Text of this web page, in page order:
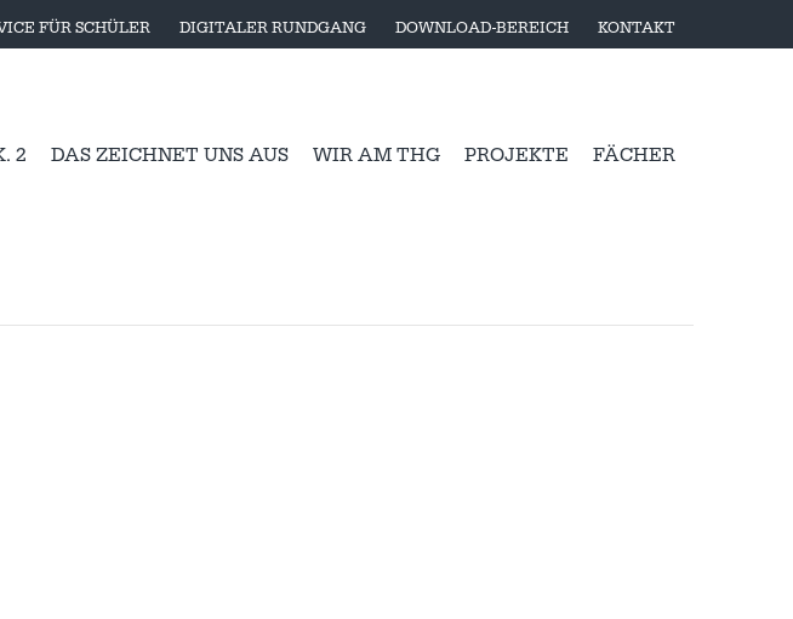
FÜR SCHÜLER DIGITALER RUNDGANG DOWNLOAD-BEREICH KONTAKT
2 DAS ZEICHNET UNS AUS WIR AM THG PROJEKTE FÄCHER